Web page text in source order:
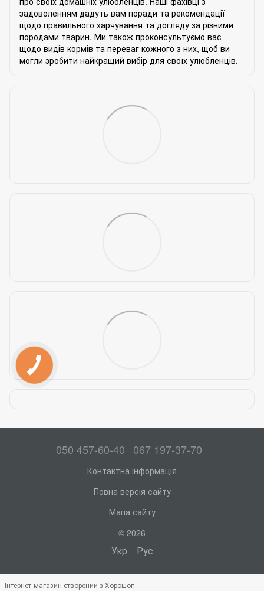
задоволенням дадуть вам поради та рекомендації
щодо правильного харчування та догляду за різними
породами тварин. Ми також проконсультуємо вас
щодо видів кормів та переваг кожного з них, щоб ви
могли зробити найкращий вибір для своїх улюбленців.
050 457-60-40 067 197-37-70
Контактна інформація
Повна версія сайту
Мапа сайту
© 2026
Укр Рус
Інтернет-магазин створений з Хорошоп